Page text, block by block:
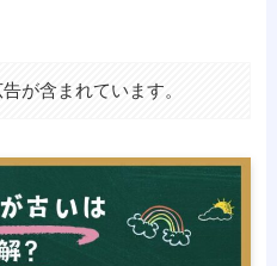
が含まれています。